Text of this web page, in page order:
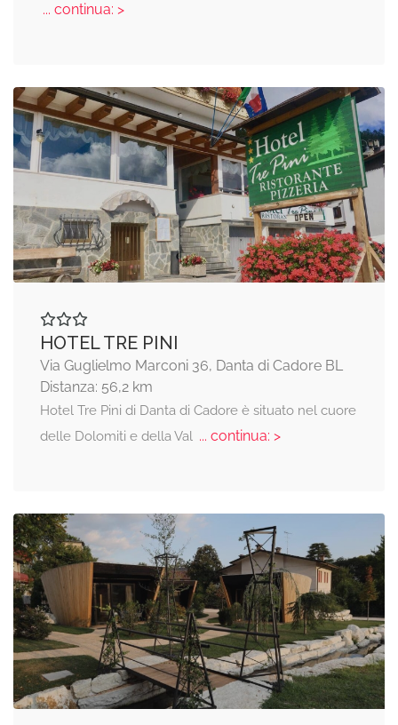
... continua: >
HOTEL TRE PINI
Via Guglielmo Marconi 36, Danta di Cadore BL
Distanza: 56,2 km
Hotel Tre Pini di Danta di Cadore è situato nel cuore
delle Dolomiti e della Val... continua: >